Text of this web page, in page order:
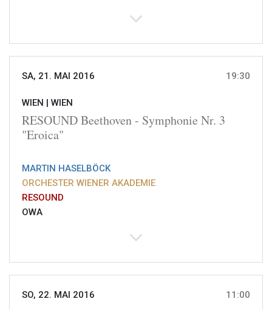
SA, 21. MAI 2016 19:30
WIEN | WIEN
RESOUND Beethoven - Symphonie Nr. 3
"Eroica"
MARTIN HASELBÖCK
ORCHESTER WIENER AKADEMIE
RESOUND
OWA
SO, 22. MAI 2016 11:00